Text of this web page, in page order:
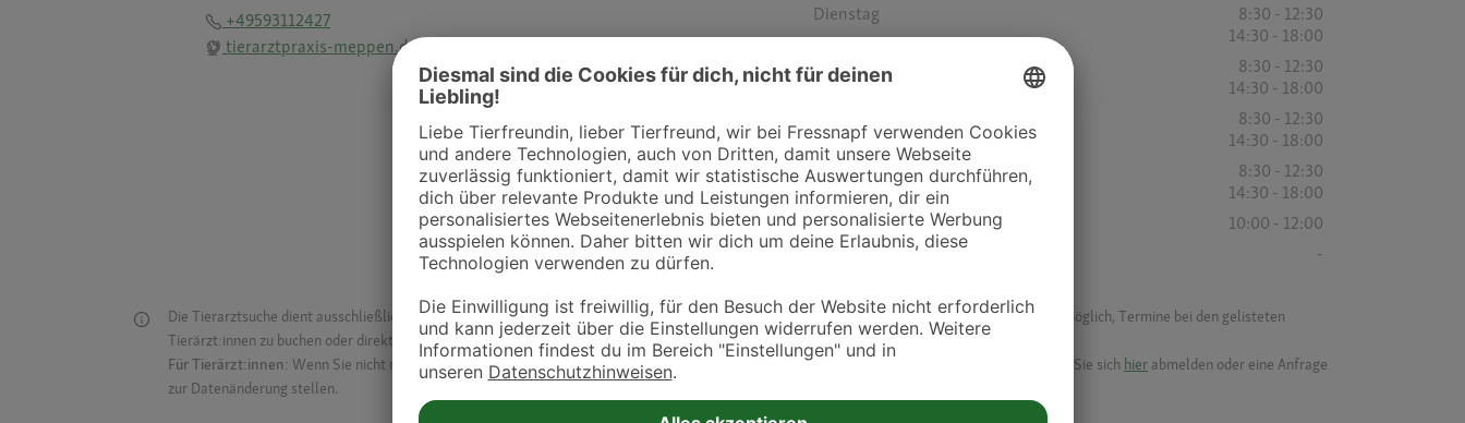
+49593112427
tierarztpraxis-meppen.de
Dienstag
8:30 - 12:30
14:30 - 18:00
Mittwoch
8:30 - 12:30
14:30 - 18:00
8:30 - 12:30
14:30 - 18:00
Freitag
8:30 - 12:30
14:30 - 18:00
Samstag
10:00 - 12:00
Sonntag
-
Die Tierarztsuche dient ausschließlich dazu, Tierarztpraxen und Kliniken in deiner Nähe übersichtlich anzuzeigen. Über Dr. Fressnapf ist es nicht möglich, Termine bei den gelisteten
Tierärzt:innen zu buchen oder direkt mit ihnen in Kontakt zu treten. Bitte wende dich hierfür direkt an die jeweilige Praxis oder Klinik.
Für Tierärzt:innen: Wenn Sie nicht mehr auf der Dr. Fressnapf Tierarztsuche als Praxis gelistet werden oder Ihre Daten ändern möchten, können Sie sich hier abmelden oder eine Anfrage
zur Datenänderung stellen.